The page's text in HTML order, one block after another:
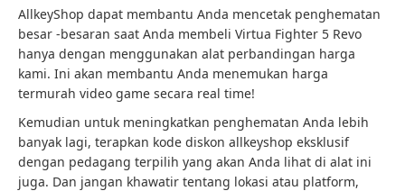
AllkeyShop dapat membantu Anda mencetak penghematan
besar -besaran saat Anda membeli Virtua Fighter 5 Revo
hanya dengan menggunakan alat perbandingan harga
kami. Ini akan membantu Anda menemukan harga
termurah video game secara real time!
Kemudian untuk meningkatkan penghematan Anda lebih
banyak lagi, terapkan kode diskon allkeyshop eksklusif
dengan pedagang terpilih yang akan Anda lihat di alat ini
juga. Dan jangan khawatir tentang lokasi atau platform,